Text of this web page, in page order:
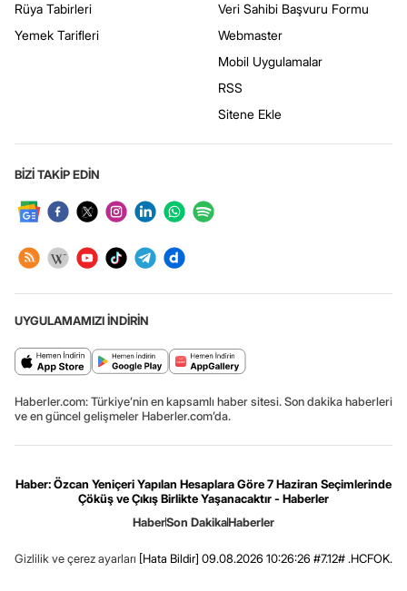
Rüya Tabirleri
Yemek Tarifleri
Veri Sahibi Başvuru Formu
Webmaster
Mobil Uygulamalar
RSS
Sitene Ekle
BİZİ TAKİP EDİN
UYGULAMAMIZI İNDİRİN
Haberler.com: Türkiye’nin en kapsamlı haber sitesi. Son dakika haberleri
ve en güncel gelişmeler Haberler.com’da.
Haber: Özcan Yeniçeri Yapılan Hesaplara Göre 7 Haziran Seçimlerinde
Çöküş ve Çıkış Birlikte Yaşanacaktır - Haberler
HaberSon DakikaHaberler
Gizlilik ve çerez ayarları [Hata Bildir] 09.08.2026 10:26:26 #7.12# .HCFOK.